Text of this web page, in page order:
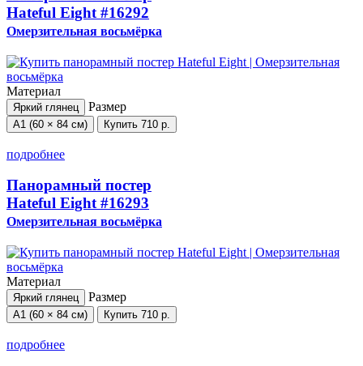
Hateful Eight #16292
Омерзительная восьмёрка
Материал
Яркий глянец Размер
А1 (60 × 84 см) Купить 710 р.
подробнее
Панорамный постер
Hateful Eight#16293
Омерзительная восьмёрка
Материал
Яркий глянец Размер
А1 (60 × 84 см) Купить 710 р.
подробнее